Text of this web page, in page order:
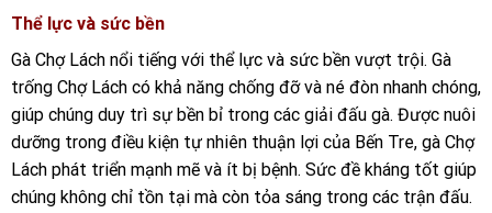
Thể lực và sức bền
Gà Chợ Lách nổi tiếng với thể lực và sức bền vượt trội. Gà
trống Chợ Lách có khả năng chống đỡ và né đòn nhanh chóng,
giúp chúng duy trì sự bền bỉ trong các giải đấu gà. Được nuôi
dưỡng trong điều kiện tự nhiên thuận lợi của Bến Tre, gà Chợ
Lách phát triển mạnh mẽ và ít bị bệnh. Sức đề kháng tốt giúp
chúng không chỉ tồn tại mà còn tỏa sáng trong các trận đấu.